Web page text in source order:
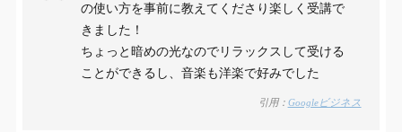
の使い方を事前に教えてくださり楽しく受講で
きました！
ちょっと暗めの光なのでリラックスして受ける
ことができるし、音楽も洋楽で好みでした
引用： Googleビジネス